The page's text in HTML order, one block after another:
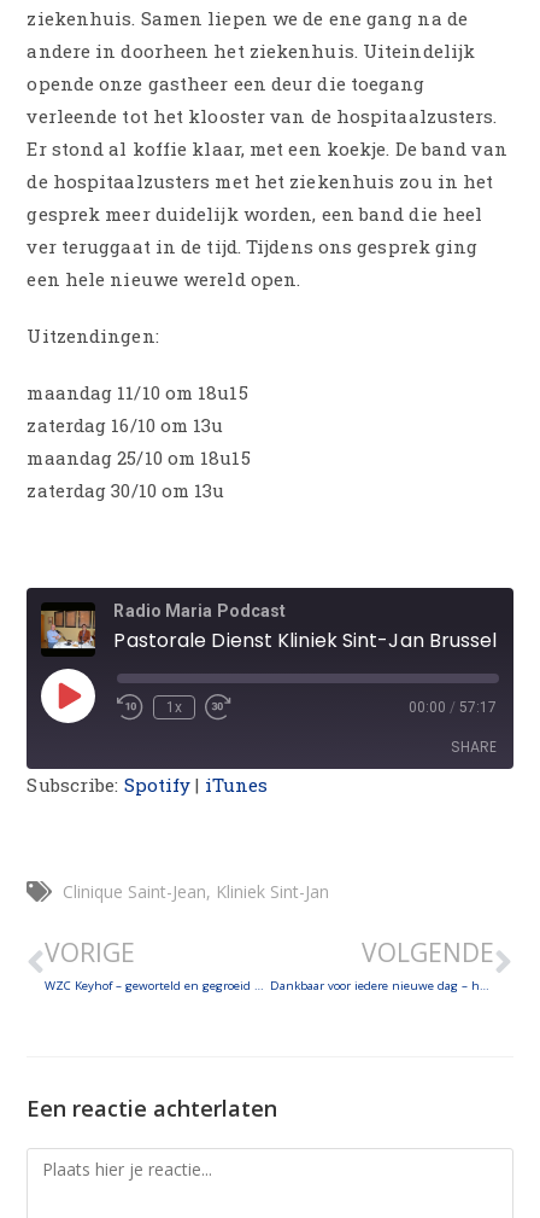
ziekenhuis. Samen liepen we de ene gang na de
andere in doorheen het ziekenhuis. Uiteindelijk
opende onze gastheer een deur die toegang
verleende tot het klooster van de hospitaalzusters.
Er stond al koffie klaar, met een koekje. De band van
de hospitaalzusters met het ziekenhuis zou in het
gesprek meer duidelijk worden, een band die heel
ver teruggaat in de tijd. Tijdens ons gesprek ging
een hele nieuwe wereld open.
Uitzendingen:
maandag 11/10 om 18u15
zaterdag 16/10 om 13u
maandag 25/10 om 18u15
zaterdag 30/10 om 13u
Radio Maria Podcast
Pastorale Dienst Kliniek Sint-Jan Brussel
1x 00:00 / 57:17
SHARE
Subscribe: Spotify | iTunes
Clinique Saint-Jean, Kliniek Sint-Jan
VORIGE
WZC Keyhof – geworteld en gegroeid vanuit de congregatie van de zusters Annonciaden van Huldenberg
VOLGENDE
Dankbaar voor iedere nieuwe dag – het leven in zorginstelling ‘Betlehem’ te Herent.
Een reactie achterlaten